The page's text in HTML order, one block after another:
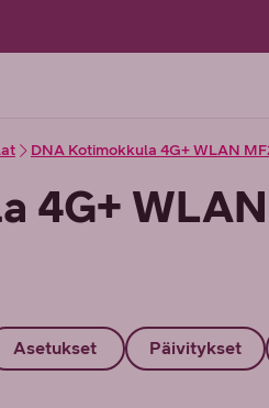
DNA Kotimokkula 4G+ WLAN
4G+ WLAN
Asetukset Päivitykset